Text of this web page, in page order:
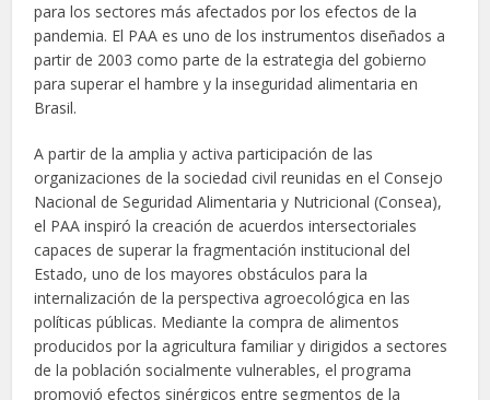
para los sectores más afectados por los efectos de la
pandemia. El PAA es uno de los instrumentos diseñados a
partir de 2003 como parte de la estrategia del gobierno
para superar el hambre y la inseguridad alimentaria en
Brasil.
A partir de la amplia y activa participación de las
organizaciones de la sociedad civil reunidas en el Consejo
Nacional de Seguridad Alimentaria y Nutricional (Consea),
el PAA inspiró la creación de acuerdos intersectoriales
capaces de superar la fragmentación institucional del
Estado, uno de los mayores obstáculos para la
internalización de la perspectiva agroecológica en las
políticas públicas. Mediante la compra de alimentos
producidos por la agricultura familiar y dirigidos a sectores
de la población socialmente vulnerables, el programa
promovió efectos sinérgicos entre segmentos de la